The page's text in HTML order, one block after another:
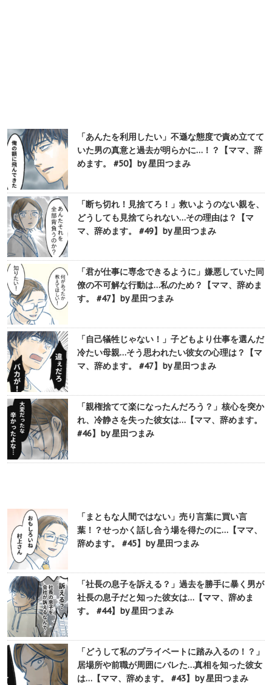
「あんたを利用したい」不遜な態度で責め立てて
いた男の真意と過去が明らかに…！？【ママ、辞
めます。 #50】by 星田つまみ
「断ち切れ！見捨てろ！」救いようのない親を、
どうしても見捨てられない…その理由は？【マ
マ、辞めます。 #49】by 星田つまみ
「君が仕事に専念できるように」嫌悪していた同
僚の不可解な行動は…私のため？【ママ、辞めま
す。 #47】by 星田つまみ
「自己犠牲じゃない！」子どもより仕事を選んだ
冷たい母親…そう思われたい彼女の心理は？【マ
マ、辞めます。 #47】by 星田つまみ
「親権捨てて楽になったんだろう？」核心を突か
れ、冷静さを失った彼女は…【ママ、辞めます。
#46】by 星田つまみ
「まともな人間ではない」売り言葉に買い言
葉！？せっかく話し合う場を得たのに…【ママ、
辞めます。 #45】by 星田つまみ
「社長の息子を訴える？」過去を勝手に暴く男が
社長の息子だと知った彼女は…【ママ、辞めま
す。 #44】by 星田つまみ
「どうして私のプライベートに踏み入るの！？」
居場所や前職が周囲にバレた…真相を知った彼女
は…【ママ、辞めます。 #43】by 星田つまみ